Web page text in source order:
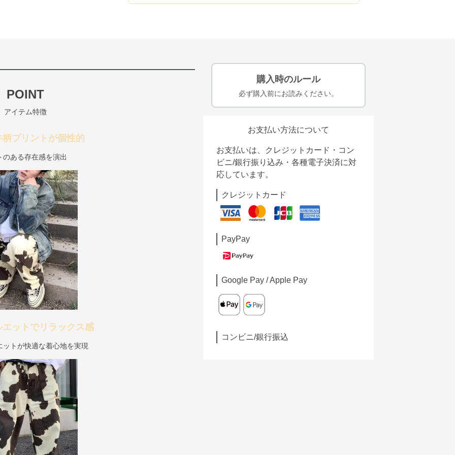
POINT
アイテム特徴
プリントが個性的
ある存在感を演出
ットでリラックス感
トが快適な着心地を実現
購入時のルール
必ず購入前にお読みください。
お支払い方法について
お支払いは、クレジットカード・コン
ビニ/銀行振り込み・各種電子決済に対
応しています。
クレジットカード
PayPay
Google Pay / Apple Pay
コンビニ/銀行振込